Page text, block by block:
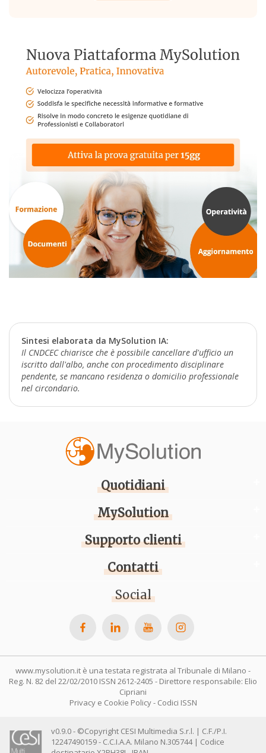
Sintesi elaborata da MySolution IA:
Il CNDCEC chiarisce che è possibile cancellare d'ufficio un
iscritto dall'albo, anche con procedimento disciplinare
pendente, se mancano residenza o domicilio professionale
nel circondario.
Quotidiani
MySolution
Supporto clienti
Contatti
Social
www.mysolution.it è una testata registrata al Tribunale di Milano -
Reg. N. 82 del 22/02/2010 ISSN 2612-2405 - Direttore responsabile: Elio
Cipriani
Privacy e Cookie Policy- Codici ISSN
v0.9.0 - ©Copyright CESI Multimedia S.r.l. | C.F./P.I.
12247490159 - C.C.I.A.A. Milano N.305744 | Codice